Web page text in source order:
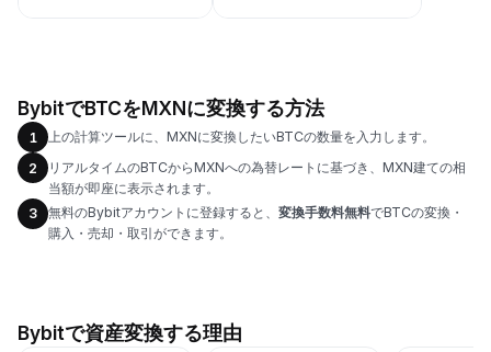
BybitでBTCをMXNに変換する方法
1
上の計算ツールに、MXNに変換したいBTCの数量を入力します。
2
リアルタイムのBTCからMXNへの為替レートに基づき、MXN建ての相
当額が即座に表示されます。
3
無料のBybitアカウントに登録すると、 変換手数料無料でBTCの変換・
購入・売却・取引ができます。
Bybitで資産変換する理由